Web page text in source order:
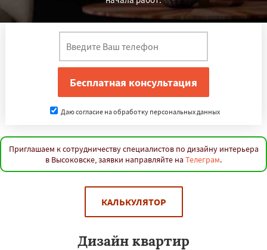
Даю согласие на обработку персональных данных
Приглашаем к сотрудничеству специалистов по дизайну интерьера
в Высоковске, заявки направляйте на Телеграм.
КАЛЬКУЛЯТОР
Дизайн квартир